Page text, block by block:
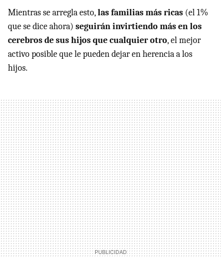
Mientras se arregla esto,las familias más ricas (el 1%
que se dice ahora) seguirán invirtiendo más en los
cerebros de sus hijos que cualquier otro, el mejor
activo posible que le pueden dejar en herencia a los
hijos.